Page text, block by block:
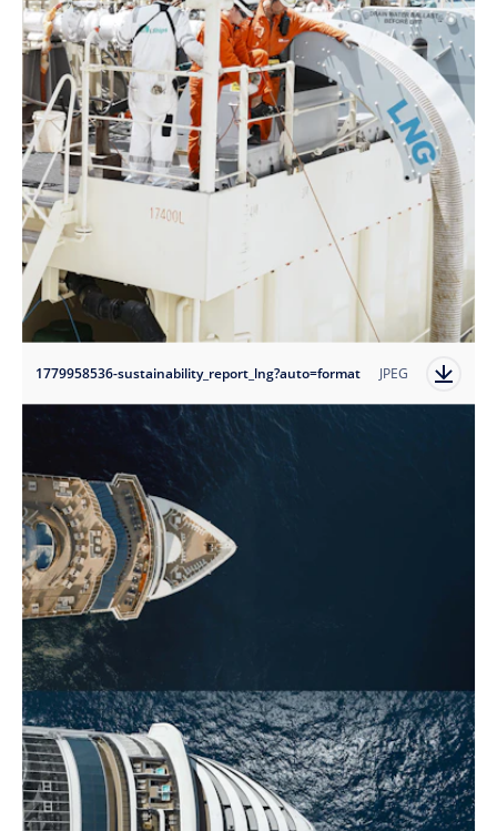
1779958536-sustainability_report_lng?auto=format JPEG